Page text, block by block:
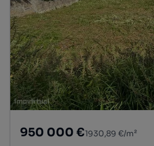
950 000 €1930,89 €/m²